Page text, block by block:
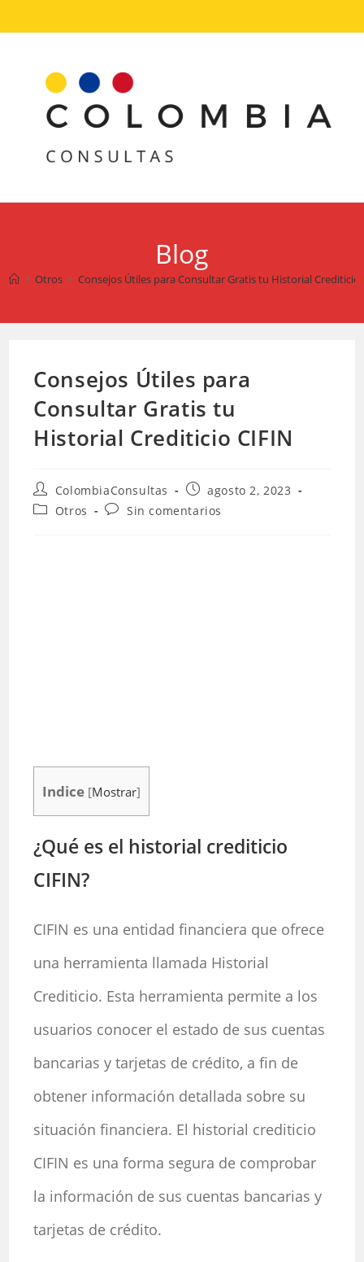
al
Blog
> Otros > Consejos Útiles para Consultar Gratis tu Historial Crediticio
Consejos Útiles para
Consultar Gratis tu
Historial Crediticio CIFIN
Autor
de
ColombiaConsultas
Publicación
de
la
agosto 2, 2023
Categoría
Otros
Comentarios
Sin comentarios
Indice [Mostrar]
¿Qué es el historial crediticio
CIFIN?
CIFIN es una entidad financiera que ofrece
una herramienta llamada Historial
Crediticio. Esta herramienta permite a los
usuarios conocer el estado de sus cuentas
bancarias y tarjetas de crédito, a fin de
obtener información detallada sobre su
situación financiera. El historial crediticio
CIFIN es una forma segura de comprobar
la información de sus cuentas bancarias y
tarjetas de crédito.